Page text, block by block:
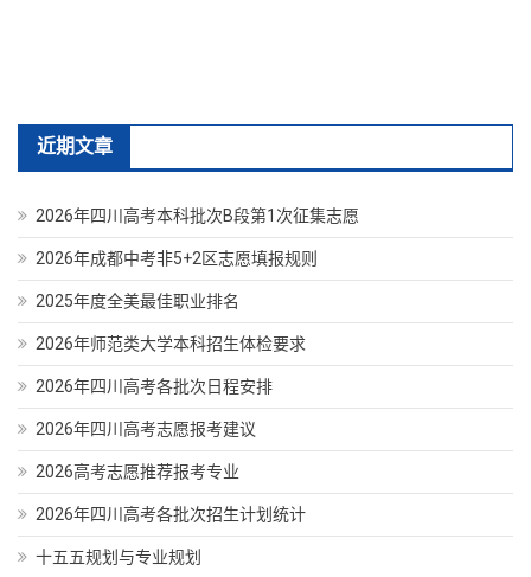
近期文章
2026年四川高考本科批次B段第1次征集志愿
2026年成都中考非5+2区志愿填报规则
2025年度全美最佳职业排名
2026年师范类大学本科招生体检要求
2026年四川高考各批次日程安排
2026年四川高考志愿报考建议
2026高考志愿推荐报考专业
2026年四川高考各批次招生计划统计
十五五规划与专业规划